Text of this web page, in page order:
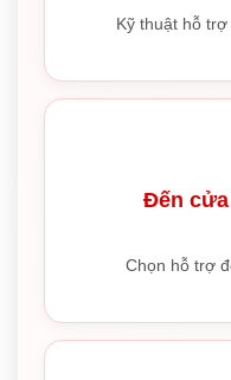
Kỹ thuật hỗ
Đến
Chọn hỗ trợ